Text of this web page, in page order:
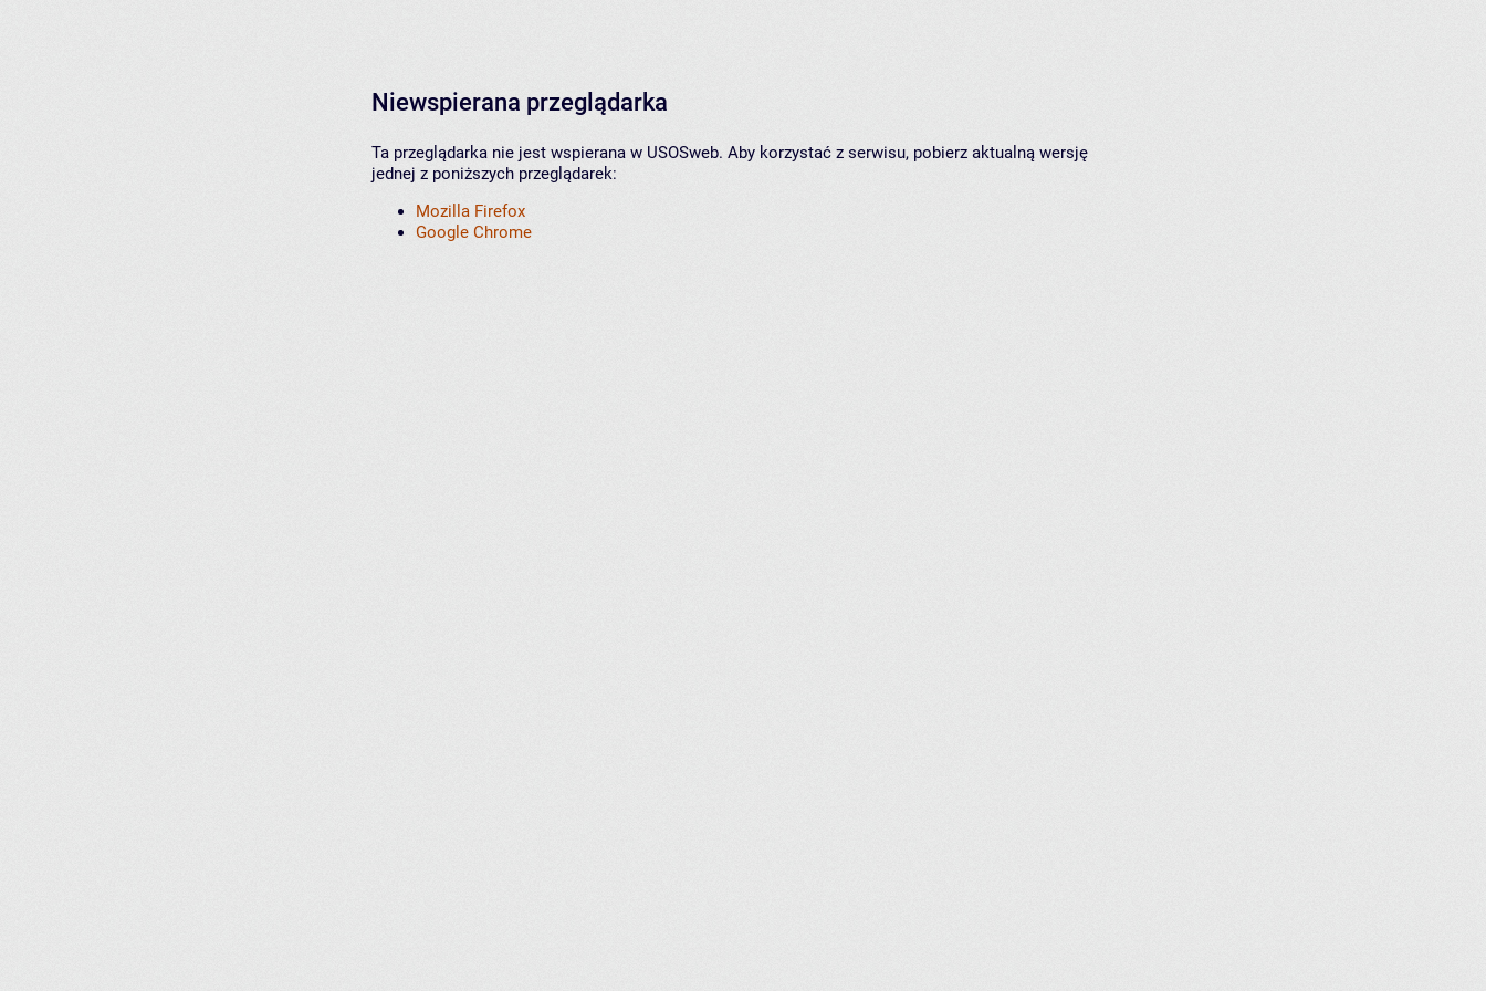
Niewspierana przeglądarka
Ta przeglądarka nie jest wspierana w USOSweb. Aby korzystać z serwisu, pobierz aktualną wersję
jednej z poniższych przeglądarek:
Mozilla Firefox
Google Chrome